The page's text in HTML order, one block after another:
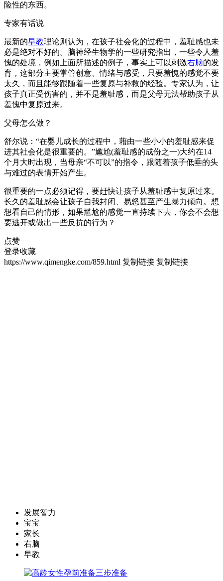
险性的东西。
专家有话说
最新的早教理论则认为，在孩子社会化的过程中，羞耻感也未
必是绝对不好的。脑神经生物学的一些研究指出，一些令人羞
愧的处境，例如上面所描述的例子，事实上可以刺激右脑的发
育，这部分主要掌管创意、情绪与感受，只要羞愧的感觉不要
太久，而且能够跟随着一些复原与补救的经验。专家认为，让
孩子真正受伤害的，并不是羞耻感，而是父母无法帮助孩子从
羞愧中复原过来。
父母怎么做？
舒尔说：“在婴儿成长的过程中，藉由一些小小的羞耻感来促
进其社会化是很重要的。”尴尬(羞耻感的成份之一)大约在14
个月大时出现，当母亲“不可以”的指令，跟随着孩子低垂的头
与难过的表情开始产生。
很重要的一点必须记得，要赶快让孩子从羞耻感中复原过来。
长久的羞耻感会让孩子自我封闭、易怒甚至产生暴力倾向。想
想看自己的情形，如果尴尬的感觉一直持续下去，你会不会想
要逃开或做出一些反抗的行为？
点赞
登录收藏
https://www.qimengke.com/859.html 复制链接 复制链接
发展智力
宝宝
家长
右脑
早教